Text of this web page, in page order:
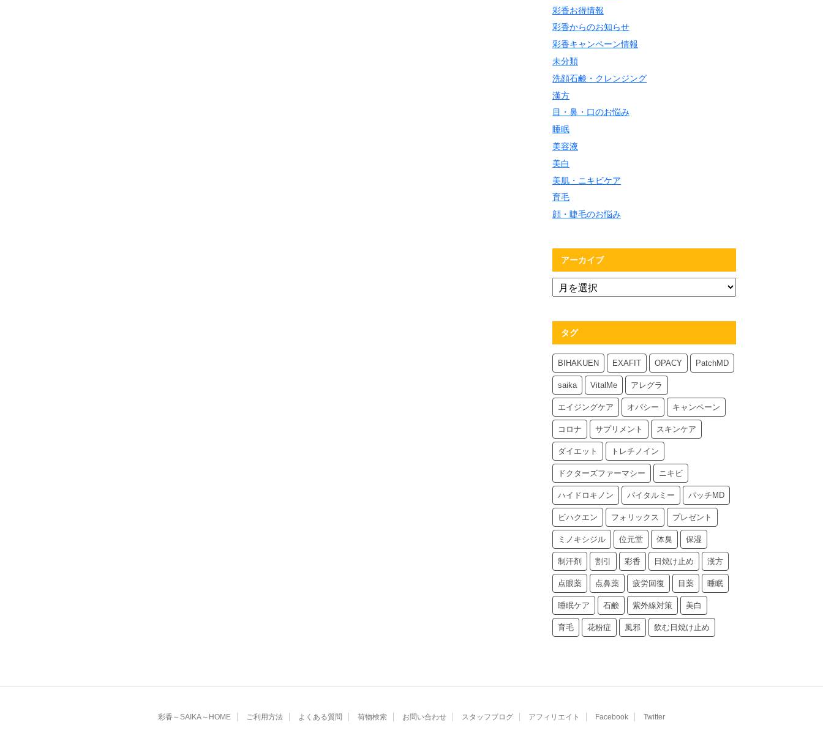
彩香お得情報
彩香からのお知らせ
彩香キャンペーン情報
未分類
洗顔石鹸・クレンジング
漢方
目・鼻・口のお悩み
睡眠
美容液
美白
美肌・ニキビケア
育毛
顔・睫毛のお悩み
アーカイブ
タグ
BIHAKUEN EXAFIT OPACY PatchMD
saika VitalMe アレグラ
エイジングケア オパシー キャンペーン
コロナ サプリメント スキンケア
ダイエット トレチノイン
ドクターズファーマシー ニキビ
ハイドロキノン バイタルミー パッチMD
ビハクエン フォリックス プレゼント
ミノキシジル 位元堂 体臭 保湿
制汗剤 割引 彩香 日焼け止め 漢方
点眼薬 点鼻薬 疲労回復 目薬 睡眠
睡眠ケア 石鹸 紫外線対策 美白
育毛 花粉症 風邪 飲む日焼け止め
彩香～SAIKA～HOME ご利用方法 よくある質問 荷物検索 お問い合わせ スタッフブログ アフィリエイト Facebook Twitter